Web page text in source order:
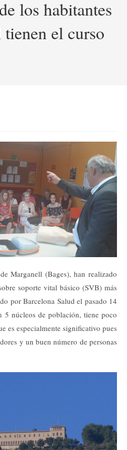
los habitantes
el curso
Marganell (Bages), han realizado
soporte vital básico (SVB) más
por Barcelona Salud el pasado 14
núcleos de población, tiene poco
es especialmente significativo pues
y un buen número de personas